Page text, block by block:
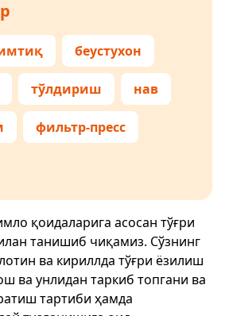
беустухон
тўлдириш нав
фильтр-пресс
қоидаларига асосан тўғри
танишиб чиқамиз. Сўзнинг
ва кириллда тўғри ёзилиш
ва унлидан таркиб топгани ва
тартиби ҳамда